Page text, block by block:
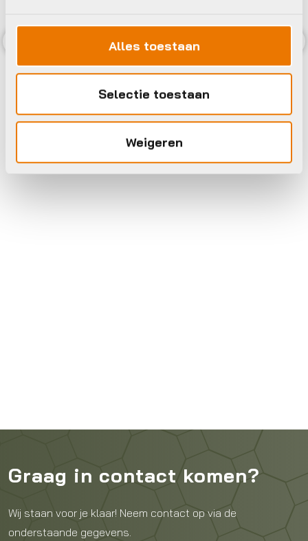
Alles toestaan
Selectie toestaan
Weigeren
Previous
Graag in contact komen?
Wij staan voor je klaar! Neem contact op via de
onderstaande gegevens.